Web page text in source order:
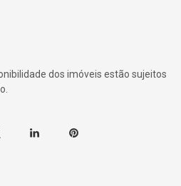
dos imóveis estão sujeitos
Linkedin Pinterest